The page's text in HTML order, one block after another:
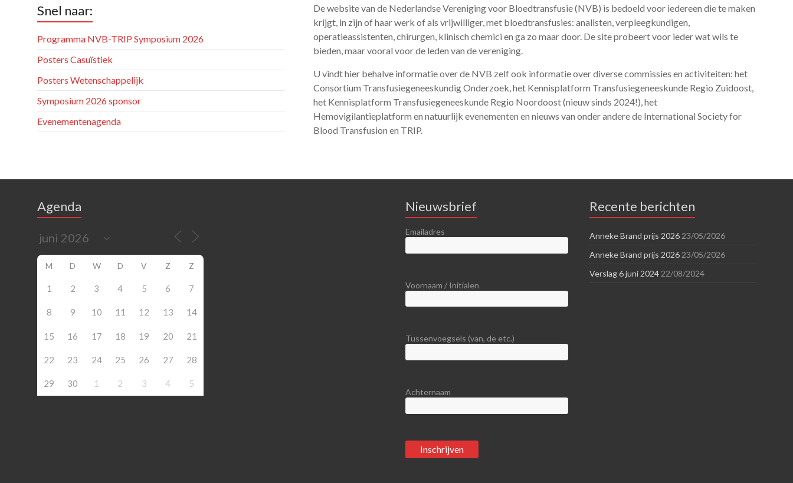
De website van de Nederlandse Vereniging voor Bloedtransfusie (NVB) is bedoeld voor iedereen die te maken
krijgt, in zijn of haar werk of als vrijwilliger, met bloedtransfusies: analisten, verpleegkundigen,
operatieassistenten, chirurgen, klinisch chemici en ga zo maar door. De site probeert voor ieder wat wils te
bieden, maar vooral voor de leden van de vereniging.
U vindt hier behalve informatie over de NVB zelf ook informatie over diverse commissies en activiteiten: het
Consortium Transfusiegeneeskundig Onderzoek, het Kennisplatform Transfusiegeneeskunde Regio Zuidoost,
het Kennisplatform Transfusiegeneeskunde Regio Noordoost (nieuw sinds 2024!), het
Hemovigilantieplatform en natuurlijk evenementen en nieuws van onder andere de International Society for
Blood Transfusion en TRIP.
Snel naar:
Programma NVB-TRIP Symposium 2026
Posters Casuïstiek
Posters Wetenschappelijk
Symposium 2026 sponsor
Evenementenagenda
Agenda
M D W D V Z Z
1 2 3 4 5 6 7
8 9 10 11 12 13 14
15 16 17 18 19 20 21
22 23 24 25 26 27 28
29 30 1 2 3 4 5
Nieuwsbrief
Emailadres
Voornaam / Initialen
Tussenvoegsels (van, de etc.)
Achternaam
Recente berichten
Anneke Brand prijs 2026 23/05/2026
Anneke Brand prijs 2026 23/05/2026
Verslag 6 juni 2024 22/08/2024